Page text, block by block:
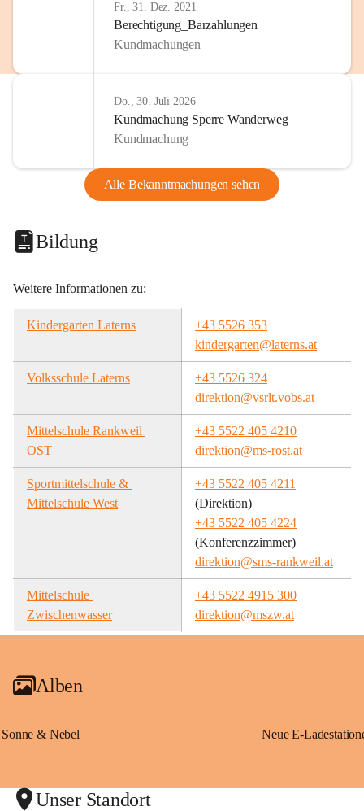
Fr., 31. Dez. 2021
Berechtigung_Barzahlungen
Kundmachungen
Do., 30. Juli 2026
Kundmachung Sperre Wanderweg
Kundmachung
Alle Bekanntmachungen sehen
Bildung
Weitere Informationen zu:
Kindergarten Laterns
+43 5526 353
kindergarten@laterns.at
Volksschule Laterns
+43 5526 324
direktion@vsrlt.vobs.at
Mittelschule Rankweil
OST
+43 5522 405 4210
direktion@ms-rost.at
Sportmittelschule &
Mittelschule West
+43 5522 405 4211
(Direktion)
+43 5522 405 4224
(Konferenzzimmer)
direktion@sms-rankweil.at
Mittelschule
Zwischenwasser
+43 5522 4915 300
direktion@mszw.at
Alben
Sonne & Nebel
Unser Standort